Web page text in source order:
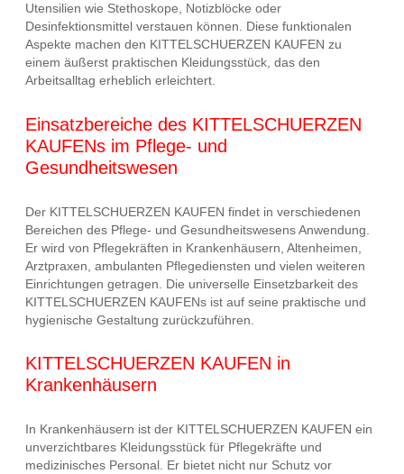
Utensilien wie Stethoskope, Notizblöcke oder
Desinfektionsmittel verstauen können. Diese funktionalen
Aspekte machen den KITTELSCHUERZEN KAUFEN zu
einem äußerst praktischen Kleidungsstück, das den
Arbeitsalltag erheblich erleichtert.
Einsatzbereiche des KITTELSCHUERZEN
KAUFENs im Pflege- und
Gesundheitswesen
Der KITTELSCHUERZEN KAUFEN findet in verschiedenen
Bereichen des Pflege- und Gesundheitswesens Anwendung.
Er wird von Pflegekräften in Krankenhäusern, Altenheimen,
Arztpraxen, ambulanten Pflegediensten und vielen weiteren
Einrichtungen getragen. Die universelle Einsetzbarkeit des
KITTELSCHUERZEN KAUFENs ist auf seine praktische und
hygienische Gestaltung zurückzuführen.
KITTELSCHUERZEN KAUFEN in
Krankenhäusern
In Krankenhäusern ist der KITTELSCHUERZEN KAUFEN ein
unverzichtbares Kleidungsstück für Pflegekräfte und
medizinisches Personal. Er bietet nicht nur Schutz vor